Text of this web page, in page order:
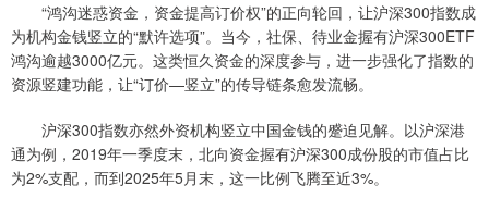
“鸿沟迷惑资金，资金提高订价权”的正向轮回，让沪深300指数成
为机构金钱竖立的“默许选项”。当今，社保、待业金握有沪深300ETF
鸿沟逾越3000亿元。这类恒久资金的深度参与，进一步强化了指数的
资源竖建功能，让“订价—竖立”的传导链条愈发流畅。
沪深300指数亦然外资机构竖立中国金钱的蹙迫见解。以沪深港
通为例，2019年一季度末，北向资金握有沪深300成份股的市值占比
为2%支配，而到2025年5月末，这一比例飞腾至近3%。